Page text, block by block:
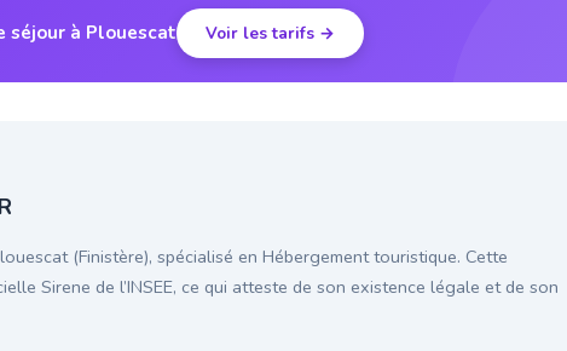
séjour à Plouescat Voir les tarifs →
(Finistère), spécialisé en Hébergement touristique. Cette
Sirene de l’INSEE, ce qui atteste de son existence légale et de son